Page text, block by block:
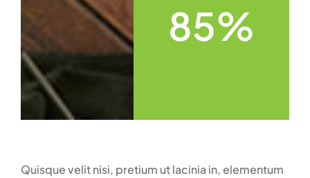
85%
Quisque velit nisi, pretium ut lacinia in, elementum